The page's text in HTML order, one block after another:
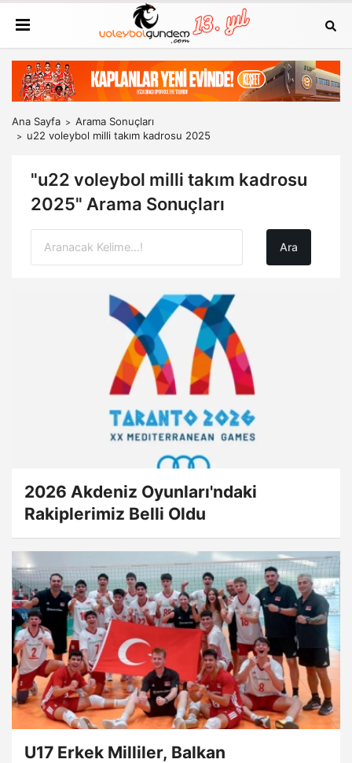
Ana Sayfa
Arama Sonuçları
u22 voleybol milli takım kadrosu 2025
"u22 voleybol milli takım kadrosu
2025" Arama Sonuçları
2026 Akdeniz Oyunları'ndaki
Rakiplerimiz Belli Oldu
U17 Erkek Milliler, Balkan